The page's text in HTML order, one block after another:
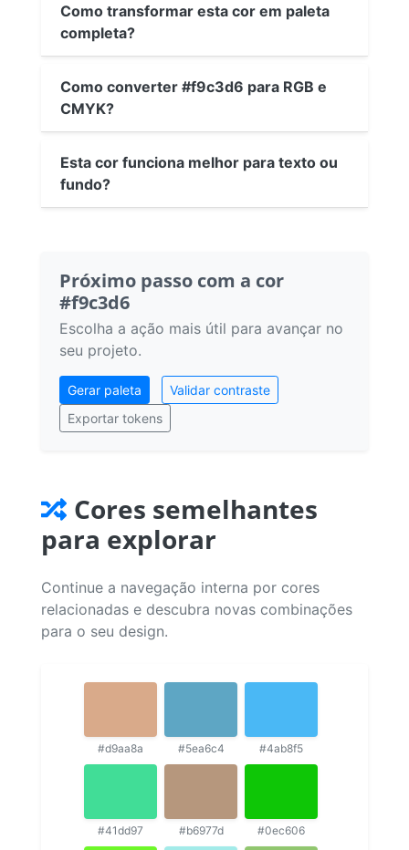
Como transformar esta cor em paleta
completa?
Como converter #f9c3d6 para RGB e
CMYK?
Esta cor funciona melhor para texto ou
fundo?
Próximo passo com a cor
#f9c3d6
Escolha a ação mais útil para avançar no
seu projeto.
Gerar paleta
Validar contraste
Exportar tokens
Cores semelhantes
para explorar
Continue a navegação interna por cores
relacionadas e descubra novas combinações
para o seu design.
#d9aa8a #5ea6c4 #4ab8f5
#41dd97 #b6977d #0ec606